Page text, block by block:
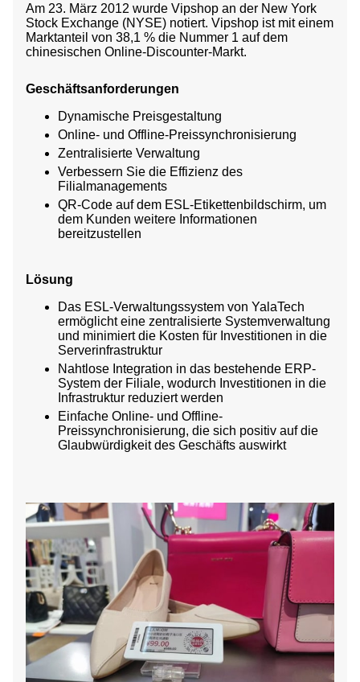
Am 23. März 2012 wurde Vipshop an der New York
Stock Exchange (NYSE) notiert. Vipshop ist mit einem
Marktanteil von 38,1 % die Nummer 1 auf dem
chinesischen Online-Discounter-Markt.
Geschäftsanforderungen
Dynamische Preisgestaltung
Online- und Offline-Preissynchronisierung
Zentralisierte Verwaltung
Verbessern Sie die Effizienz des
Filialmanagements
QR-Code auf dem ESL-Etikettenbildschirm, um
dem Kunden weitere Informationen
bereitzustellen
Lösung
Das ESL-Verwaltungssystem von YalaTech
ermöglicht eine zentralisierte Systemverwaltung
und minimiert die Kosten für Investitionen in die
Serverinfrastruktur
Nahtlose Integration in das bestehende ERP-
System der Filiale, wodurch Investitionen in die
Infrastruktur reduziert werden
Einfache Online- und Offline-
Preissynchronisierung, die sich positiv auf die
Glaubwürdigkeit des Geschäfts auswirkt